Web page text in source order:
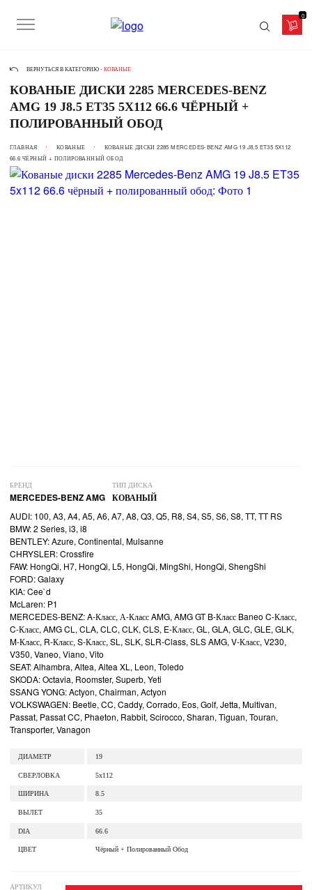
0
ВЕРНУТЬСЯ В КАТЕГОРИЮ - КОВАНЫЕ
КОВАНЫЕ ДИСКИ 2285 MERCEDES-BENZ
AMG 19 J8.5 ET35 5X112 66.6 ЧЁРНЫЙ +
ПОЛИРОВАННЫЙ ОБОД
ГЛАВНАЯ КОВАНЫЕ
КОВАНЫЕ ДИСКИ 2285 MERCEDES-BENZ AMG 19 J8.5 ET35 5X112
66.6 ЧЁРНЫЙ + ПОЛИРОВАННЫЙ ОБОД
БРЕНД
MERCEDES-BENZ AMG
ТИП ДИСКА
КОВАНЫЙ
AUDI: 100, A3, A4, A5, A6, A7, A8, Q3, Q5, R8, S4, S5, S6, S8, TT, TT RS
BMW: 2 Series, i3, i8
BENTLEY: Azure, Continental, Mulsanne
CHRYSLER: Crossfire
FAW: HongQi, H7, HongQi, L5, HongQi, MingShi, HongQi, ShengShi
FORD: Galaxy
KIA: Cee`d
McLaren: P1
MERCEDES-BENZ: A-Класс, А-Класс AMG, AMG GT B-Класс Baneo C-Класс,
C-Класс, AMG CL, CLA, CLC, CLK, CLS, E-Класс, GL, GLA, GLC, GLE, GLK,
M-Класс, R-Класс, S-Класс, SL, SLK, SLR-Class, SLS AMG, V-Класс, V230,
V350, Vaneo, Viano, Vito
SEAT: Alhambra, Altea, Altea XL, Leon, Toledo
SKODA: Octavia, Roomster, Superb, Yeti
SSANG YONG: Actyon, Chairman, Actyon
VOLKSWAGEN: Beetle, CC, Caddy, Corrado, Eos, Golf, Jetta, Multivan,
Passat, Passat CC, Phaeton, Rabbit, Scirocco, Sharan, Tiguan, Touran,
Transporter, Vanagon
ДИАМЕТР 19
СВЕРЛОВКА 5x112
ШИРИНА 8.5
ВЫЛЕТ 35
DIA 66.6
ЦВЕТ Чёрный + Полированный Обод
АРТИКУЛ